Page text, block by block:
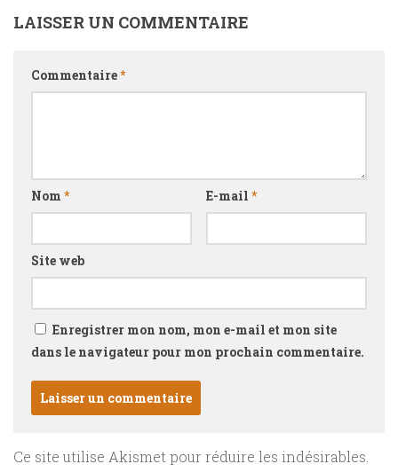
LAISSER UN COMMENTAIRE
Commentaire*
Nom * E-mail *
Site web
Enregistrer mon nom, mon e-mail et mon site
dans le navigateur pour mon prochain commentaire.
Ce site utilise Akismet pour réduire les indésirables.